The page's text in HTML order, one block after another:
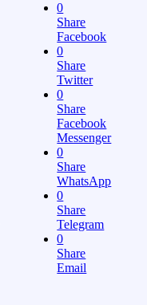
0
Share
Facebook
0
Share
Twitter
0
Share
Facebook
Messenger
0
Share
WhatsApp
0
Share
Telegram
0
Share
Email